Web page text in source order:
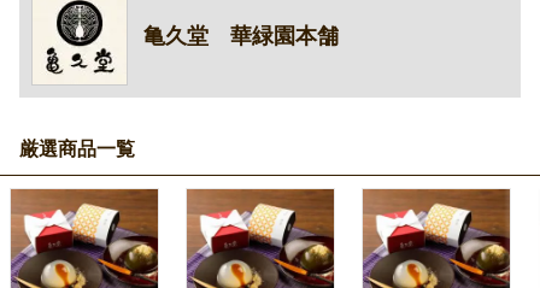
亀久堂 華緑園本舗
厳選商品一覧